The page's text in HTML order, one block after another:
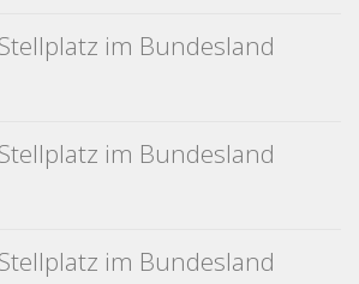
im Bundesland
im Bundesland
im Bundesland